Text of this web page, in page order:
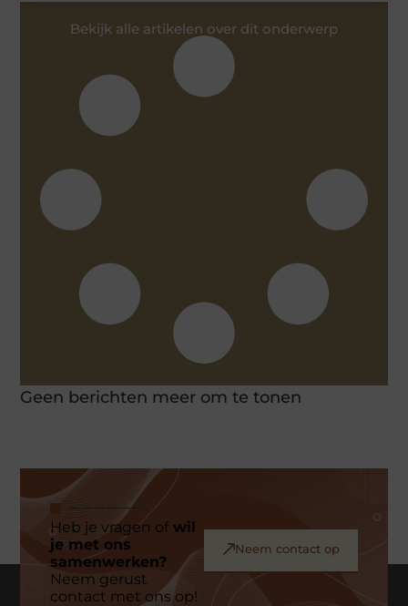
Bekijk alle artikelen over dit onderwerp
Geen berichten meer om te tonen
Heb je vragen ofwil
je met ons
samenwerken?
Neem gerust
contact met ons op!
Neem contact op